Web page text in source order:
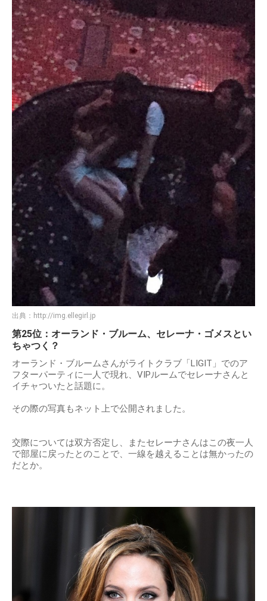
出典： http://img.ellegirl.jp
第25位：オーランド・ブルーム、セレーナ・ゴメスとい
ちゃつく？
オーランド・ブルームさんがライトクラブ「LIGIT」でのア
フターパーティに一人で現れ、VIPルームでセレーナさんと
イチャついたと話題に。
その際の写真もネット上で公開されました。
交際については双方否定し、またセレーナさんはこの夜一人
で部屋に戻ったとのことで、一線を越えることは無かったの
だとか。